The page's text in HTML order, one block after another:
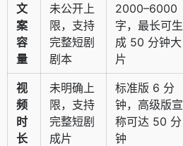
文
案
容
量
未公开上
限，支持
完整短剧
剧本
2000–6000
字，最长可生
成 50 分钟大
片
视
频
时
长
未明确上
限，支持
完整短剧
成片
标准版 6 分
钟，高级版宣
称可达 50 分
钟